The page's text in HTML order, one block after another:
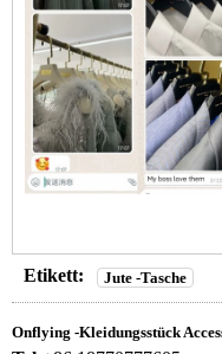
Etikett: Jute -Tasche
Onflying -Kleidungsstück